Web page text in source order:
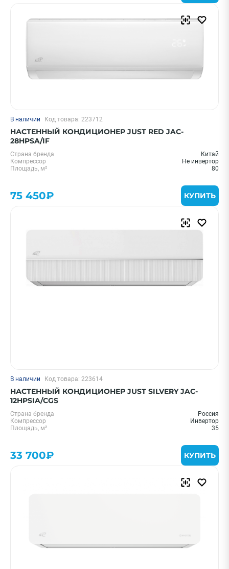
В наличии Код товара: 223712
НАСТЕННЫЙ КОНДИЦИОНЕР JUST RED JAC-
28HPSA/IF
Страна бренда
Китай
Компрессор
Не инвертор
Площадь, м²
80
75 450₽ КУПИТЬ
В наличии Код товара: 223614
НАСТЕННЫЙ КОНДИЦИОНЕР JUST SILVERY JAC-
12HPSIA/CGS
Страна бренда
Россия
Компрессор
Инвертор
Площадь, м²
35
33 700₽ КУПИТЬ